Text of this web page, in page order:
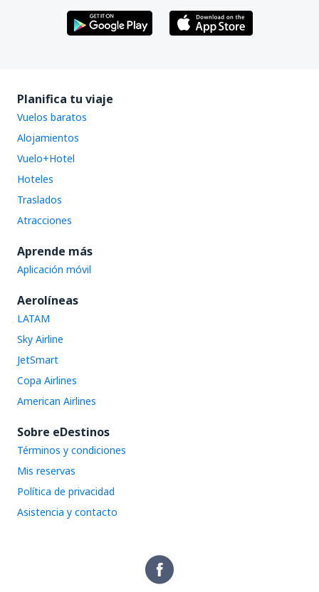
Planifica tu viaje
Vuelos baratos
Alojamientos
Vuelo+Hotel
Hoteles
Traslados
Atracciones
Aprende más
Aplicación móvil
Aerolíneas
LATAM
Sky Airline
JetSmart
Copa Airlines
American Airlines
Sobre eDestinos
Términos y condiciones
Mis reservas
Política de privacidad
Asistencia y contacto